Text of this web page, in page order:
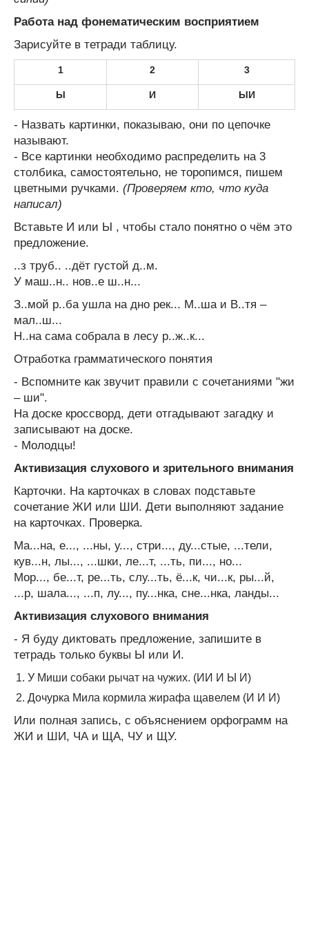
Работа над фонематическим восприятием
Зарисуйте в тетради таблицу.
1 2 3
Ы И ЫИ
- Назвать картинки, показываю, они по цепочке
называют.
- Все картинки необходимо распределить на 3
столбика, самостоятельно, не торопимся, пишем
цветными ручками. (Проверяем кто, что куда
написал)
Вставьте И или Ы , чтобы стало понятно о чём это
предложение.
..з труб.. ..дёт густой д..м.
У маш..н.. нов..е ш..н...
З..мой р..ба ушла на дно рек... М..ша и В..тя –
мал..ш...
Н..на сама собрала в лесу р..ж..к...
Отработка грамматического понятия
- Вспомните как звучит правили с сочетаниями "жи
– ши".
На доске кроссворд, дети отгадывают загадку и
записывают на доске.
- Молодцы!
Активизация слухового и зрительного внимания
Карточки. На карточках в словах подставьте
сочетание ЖИ или ШИ. Дети выполняют задание
на карточках. Проверка.
Ма...на, е..., ...ны, у..., стри..., ду...стые, ...тели,
кув...н, лы..., ...шки, ле...т, ...ть, пи..., но...
Мор..., бе...т, ре...ть, слу...ть, ё...к, чи...к, ры...й,
...р, шала..., ...п, лу..., пу...нка, сне...нка, ланды...
Активизация слухового внимания
- Я буду диктовать предложение, запишите в
тетрадь только буквы Ы или И.
У Миши собаки рычат на чужих. (ИИ И Ы И)
Дочурка Мила кормила жирафа щавелем (И И И)
Или полная запись, с объяснением орфограмм на
ЖИ и ШИ, ЧА и ЩА, ЧУ и ЩУ.